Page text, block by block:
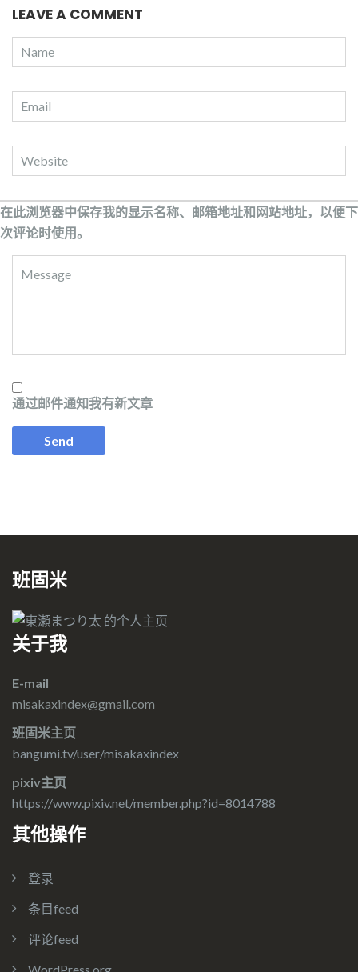
LEAVE A COMMENT
在此浏览器中保存我的显示名称、邮箱地址和网站地址，以便下
次评论时使用。
通过邮件通知我有新文章
班固米
关于我
E-mail
misakaxindex@gmail.com
班固米主页
bangumi.tv/user/misakaxindex
pixiv主页
https://www.pixiv.net/member.php?id=8014788
其他操作
登录
条目feed
评论feed
WordPress.org